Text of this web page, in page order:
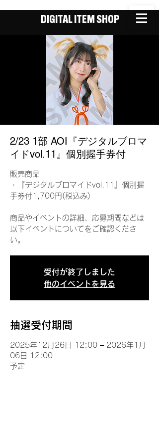
DIGITAL ITEM SHOP
2/23 1部 AOI『デジタルブロマ
イドvol.11』個別握手券付
販売商品
・『デジタルブロマイドvol.11』個別握
手券付1,700円(税込み)
商品やイベントの詳細、応募期間などは
以下イベントについてをご確認くださ
い。
受付が終了しました
他のイベントを見る
抽選受付期間
2025年12月26日 12:00 – 2026年1月
06日 12:00
予定